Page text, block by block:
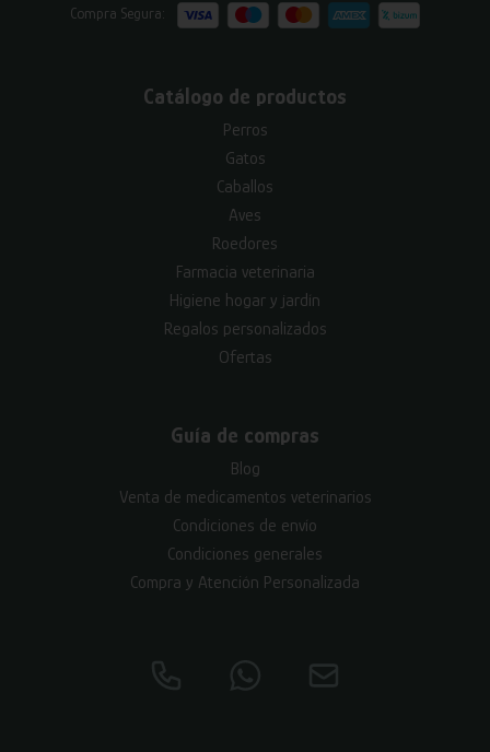
Compra Segura:
Catálogo de productos
Perros
Gatos
Caballos
Aves
Roedores
Farmacia veterinaria
Higiene hogar y jardín
Regalos personalizados
Ofertas
Guía de compras
Blog
Venta de medicamentos veterinarios
Condiciones de envío
Condiciones generales
Compra y Atención Personalizada